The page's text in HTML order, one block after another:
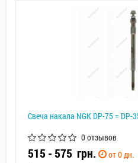
Свеча накала NGK DP-75 = DP-
0 отзывов
515 - 575 грн.
от 0 дн.